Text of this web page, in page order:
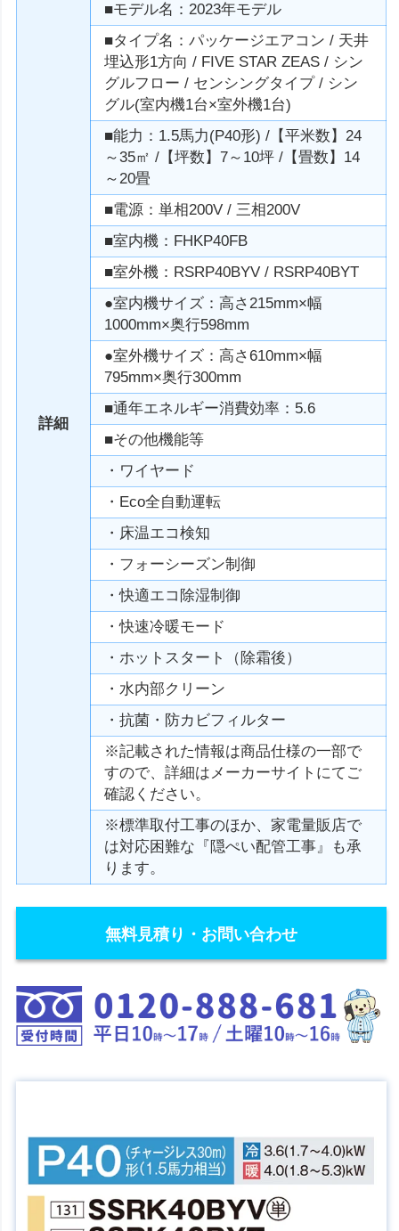
詳細
■モデル名：2023年モデル
■タイプ名：パッケージエアコン / 天井
埋込形1方向 / FIVE STAR ZEAS / シン
グルフロー / センシングタイプ / シン
グル(室内機1台×室外機1台)
■能力：1.5馬力(P40形) /【平米数】24
～35㎡ /【坪数】7～10坪 /【畳数】14
～20畳
■電源：単相200V / 三相200V
■室内機：FHKP40FB
■室外機：RSRP40BYV / RSRP40BYT
●室内機サイズ：高さ215mm×幅
1000mm×奥行598mm
●室外機サイズ：高さ610mm×幅
795mm×奥行300mm
■通年エネルギー消費効率：5.6
■その他機能等
・ワイヤード
・Eco全自動運転
・床温エコ検知
・フォーシーズン制御
・快適エコ除湿制御
・快速冷暖モード
・ホットスタート（除霜後）
・水内部クリーン
・抗菌・防カビフィルター
※記載された情報は商品仕様の一部で
すので、詳細はメーカーサイトにてご
確認ください。
※標準取付工事のほか、家電量販店で
は対応困難な『隠ぺい配管工事』も承
ります。
無料見積り・お問い合わせ